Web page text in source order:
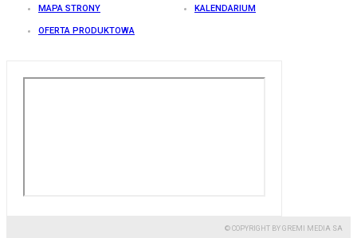
MAPA STRONY KALENDARIUM
OFERTA PRODUKTOWA
© COPYRIGHT BY GREMI MEDIA SA